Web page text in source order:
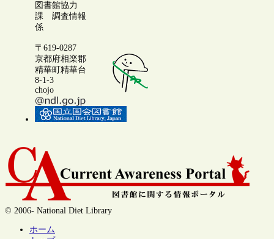
図書館協力
課 調査情報
係
〒619-0287
京都府相楽郡
精華町精華台
8-1-3
chojo
© 2006- National Diet Library
ホーム